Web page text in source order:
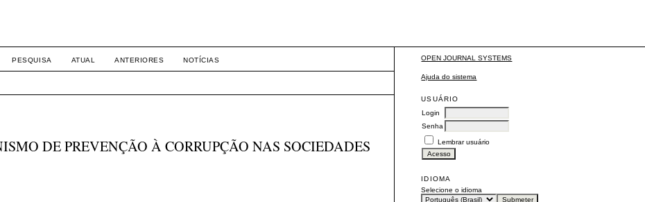
OPEN JOURNAL SYSTEMS
Ajuda do sistema
USUÁRIO
Login
Senha
Lembrar usuário
IDIOMA
Selecione o idioma
PESQUISA ATUAL ANTERIORES NOTÍCIAS
DE PREVENÇÃO À CORRUPÇÃO NAS SOCIEDADES